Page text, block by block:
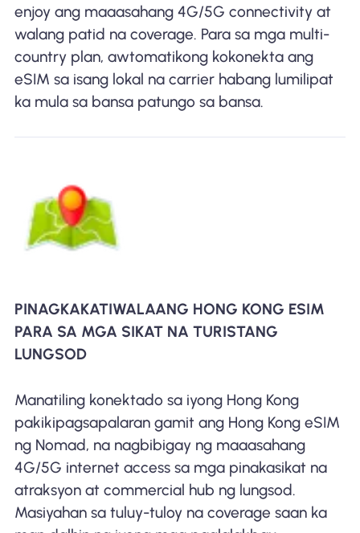
enjoy ang maaasahang 4G/5G connectivity at
walang patid na coverage. Para sa mga multi-
country plan, awtomatikong kokonekta ang
eSIM sa isang lokal na carrier habang lumilipat
ka mula sa bansa patungo sa bansa.
PINAGKAKATIWALAANG HONG KONG ESIM
PARA SA MGA SIKAT NA TURISTANG
LUNGSOD
Manatiling konektado sa iyong Hong Kong
pakikipagsapalaran gamit ang Hong Kong eSIM
ng Nomad, na nagbibigay ng maaasahang
4G/5G internet access sa mga pinakasikat na
atraksyon at commercial hub ng lungsod.
Masiyahan sa tuluy-tuloy na coverage saan ka